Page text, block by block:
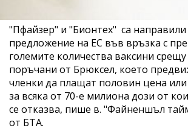
"Пфайзер" и "Бионтех" са
предложение на ЕС във връзка с
големите количества ваксини
поръчани от Брюксел, което
членки да плащат половин цена
за всяка от 70-е милиона дози от
се отказва, пише в. "Файненшъл
от БТА.